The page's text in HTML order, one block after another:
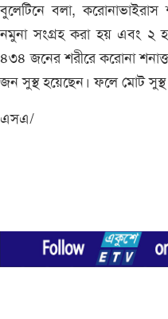
বুলেটিনে বলা,
নমুনা সংগ্রহ করা হয় এবং ২
৪৩৪ জনের শরীরে করোনা
জন সুস্থ হয়েছেন। ফলে মোট সুস্থ
এসএ/